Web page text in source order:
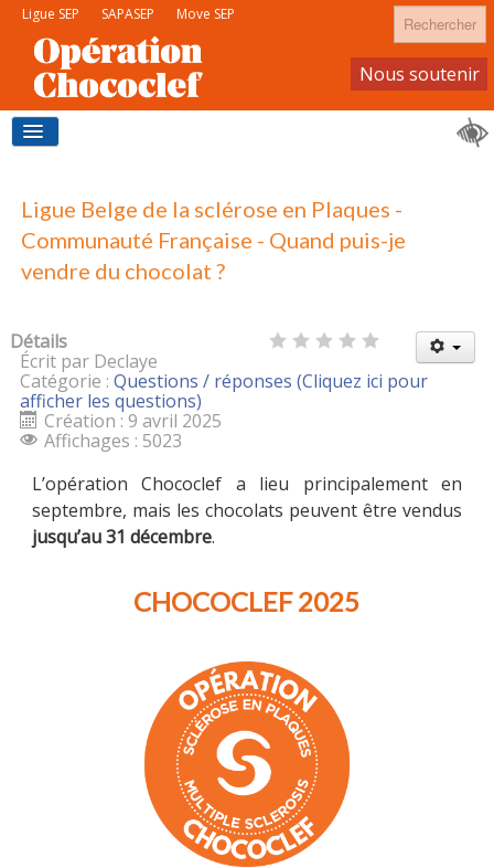
Ligue SEP SAPASEP Move SEP Rechercher
J'ACHÈTE DU CHOCOLAT
JE DEVIENS VENDEUR
CONTACTS
Nous soutenir
Devenir membre
Ligue Belge de la sclérose en Plaques -
Communauté Française - Quand puis-je
vendre du chocolat ?
Détails
Écrit par Declaye
Catégorie : Questions / réponses (Cliquez ici pour
afficher les questions)
Création : 9 avril 2025
Affichages : 5023
L’opération Chococlef a lieu principalement en
septembre, mais les chocolats peuvent être vendus
jusqu’au 31 décembre.
CHOCOCLEF 2025